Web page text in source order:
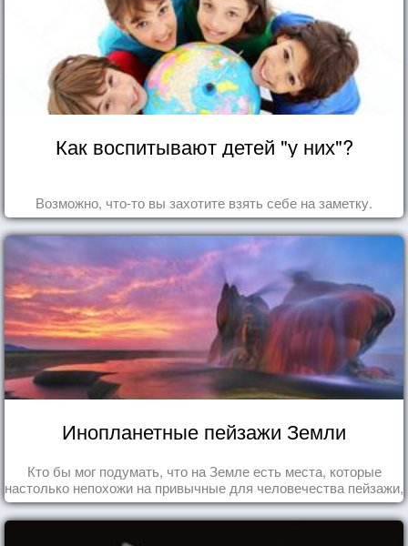
Как воспитывают детей "у них"?
Возможно, что-то вы захотите взять себе на заметку.
Инопланетные пейзажи Земли
Кто бы мог подумать, что на Земле есть места, которые
настолько непохожи на привычные для человечества пейзажи,
что кажутся и вовсе инопланетными!